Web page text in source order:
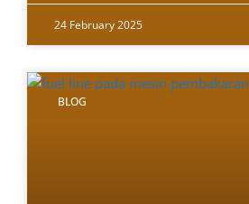
24 February 2025
BLOG